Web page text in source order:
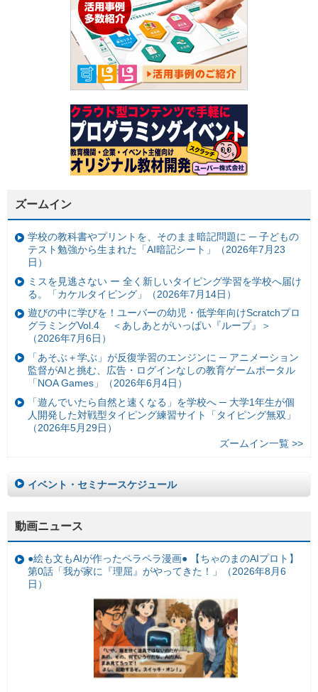
ズームイン
学校の教科書やプリントを、そのまま暗記問題に ─ 子どもの
テスト勉強から生まれた「AI暗記シート」（2026年7月23
日）
ミスを見逃さない ー 全く新しいタイピング学習を学校へ届け
る。「カケルタイピング」（2026年7月14日）
遊びの中に学びを！ユーバーの幼児・低学年向けScratchプロ
グラミングVol.4 ＜あしあとがいっぱい『ループ』＞
（2026年7月6日）
「あそぶ＋学ぶ」が反復学習のエンジンに ─ アニメーション
監督がAIと挑む、広告・ログインなしの教育ゲームポータル
「NOA Games」（2026年6月4日）
「遊んでいたら自然と速くなる」を学校へ ─ 大学1年生が個
人開発した対戦型タイピング練習サイト「タイピング無双」
（2026年5月29日）
ズームイン一覧 >>
イベント・セミナースケジュール
動画ニュース
●絵も文もAIが作ったペラペラ漫画● 【ちゃのまのAIプロト】
第0話「我が家に『理屈』がやってきた！」（2026年8月6
日）